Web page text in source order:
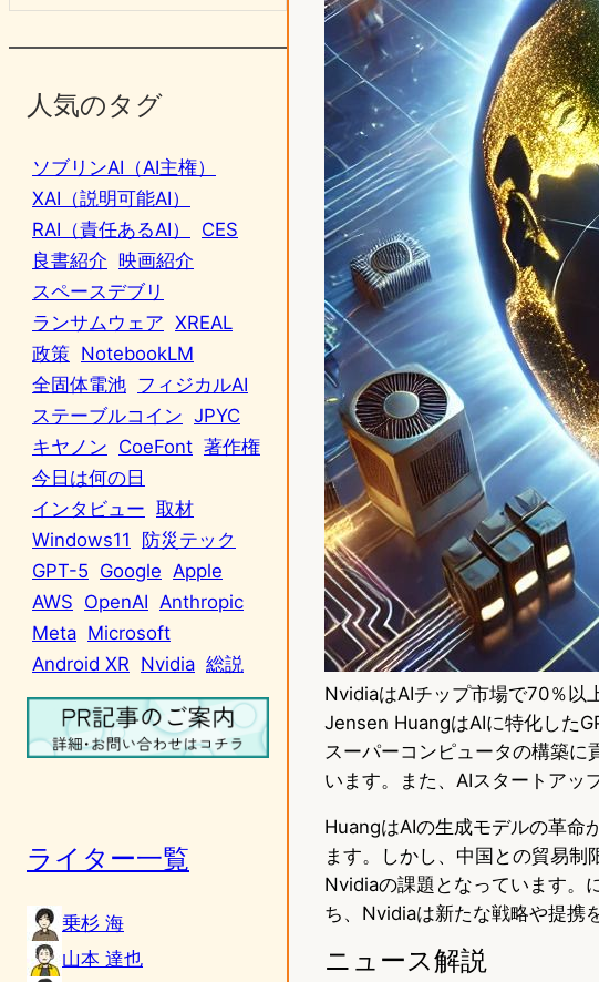
人気のタグ
ソブリンAI（AI主権）
XAI（説明可能AI）
RAI（責任あるAI）
CES
良書紹介 映画紹介
スペースデブリ
ランサムウェア XREAL
政策 NotebookLM
全固体電池 フィジカルAI
ステーブルコイン JPYC
キヤノン CoeFont 著作権
今日は何の日
インタビュー 取材
Windows11
防災テック
GPT-5 Google Apple
AWS OpenAI Anthropic
Meta Microsoft
Android XR Nvidia 総説
ライター一覧
乗杉 海
山本 達也
NvidiaはAIチップ市場で70％以
Jensen HuangはAIに特化した
スーパーコンピュータの構築に
います。また、AIスタートアッ
HuangはAIの生成モデルの革命
ます。しかし、中国との貿易
Nvidiaの課題となっています。
ち、Nvidiaは新たな戦略や提携
ニュース解説